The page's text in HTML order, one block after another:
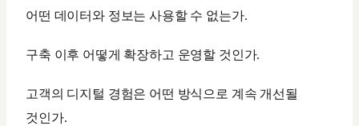
어떤 데이터와 정보는 사용할 수 없는가.
구축 이후 어떻게 확장하고 운영할 것인가.
고객의 디지털 경험은 어떤 방식으로 계속 개선될
것인가.